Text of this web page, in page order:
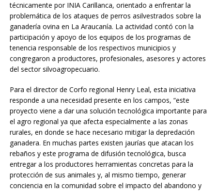
técnicamente por INIA Carillanca, orientado a enfrentar la
problemática de los ataques de perros asilvestrados sobre la
ganadería ovina en La Araucanía. La actividad contó con la
participación y apoyo de los equipos de los programas de
tenencia responsable de los respectivos municipios y
congregaron a productores, profesionales, asesores y actores
del sector silvoagropecuario.
Para el director de Corfo regional Henry Leal, esta iniciativa
responde a una necesidad presente en los campos, “este
proyecto viene a dar una solución tecnológica importante para
el agro regional ya que afecta especialmente a las zonas
rurales, en donde se hace necesario mitigar la depredación
ganadera. En muchas partes existen jaurías que atacan los
rebaños y este programa de difusión tecnológica, busca
entregar a los productores herramientas concretas para la
protección de sus animales y, al mismo tiempo, generar
conciencia en la comunidad sobre el impacto del abandono y